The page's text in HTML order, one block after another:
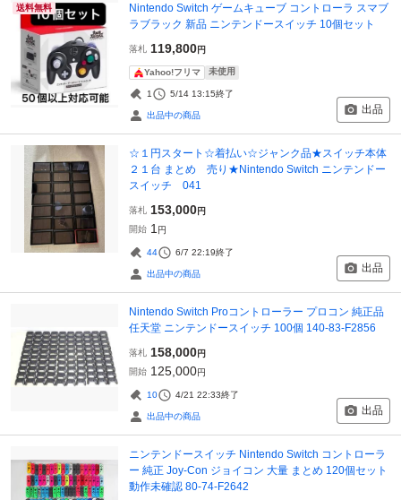
送料無料
Nintendo Switch ゲームキューブ コントローラ スマブ
ラブラック 新品 ニンテンドースイッチ 10個セット
落札 119,800円
Yahoo!フリマ 未使用
1 5/14 13:15終了
出品中の商品 出品
☆１円スタート☆着払い☆ジャンク品★スイッチ本体
２１台 まとめ 売り★Nintendo Switch ニンテンドー
スイッチ 041
落札 153,000円
開始 1 円
44 6/7 22:19終了
出品中の商品 出品
Nintendo Switch Proコントローラー プロコン 純正品
任天堂 ニンテンドースイッチ 100個 140-83-F2856
落札 158,000円
開始 125,000円
10 4/21 22:33終了
出品中の商品 出品
ニンテンドースイッチ Nintendo Switch コントローラ
ー 純正 Joy-Con ジョイコン 大量 まとめ 120個セット
動作未確認 80-74-F2642